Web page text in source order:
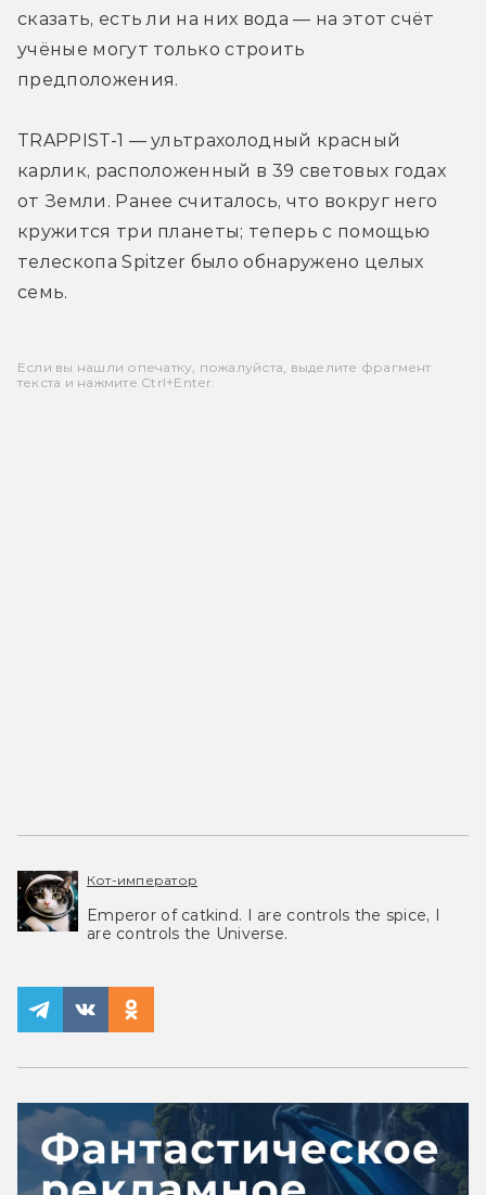
сказать, есть ли на них вода — на этот счёт
учёные могут только строить
предположения.
TRAPPIST-1 — ультрахолодный красный
карлик, расположенный в 39 световых годах
от Земли. Ранее считалось, что вокруг него
кружится три планеты; теперь с помощью
телескопа Spitzer было обнаружено целых
семь.
Если вы нашли опечатку, пожалуйста, выделите фрагмент
текста и нажмите Ctrl+Enter.
Кот-император
Emperor of catkind. I are controls the spice, I
are controls the Universe.